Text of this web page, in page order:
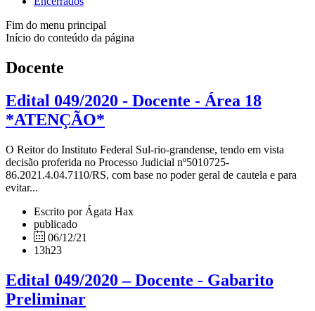
Fim do menu principal
Início do conteúdo da página
Docente
Edital 049/2020 - Docente - Área 18
*ATENÇÃO*
O Reitor do Instituto Federal Sul-rio-grandense, tendo em vista
decisão proferida no Processo Judicial nº5010725-
86.2021.4.04.7110/RS, com base no poder geral de cautela e para
evitar...
Escrito por Ágata Hax
publicado
06/12/21
13h23
Edital 049/2020 – Docente - Gabarito
Preliminar